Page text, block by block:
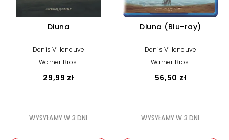
Diuna
Denis Villeneuve
Warner Bros.
29,99 zł
WYSYŁAMY W 3 DNI
Diuna (Blu-ray)
Denis Villeneuve
Warner Bros.
56,50 zł
WYSYŁAMY W 3 DNI